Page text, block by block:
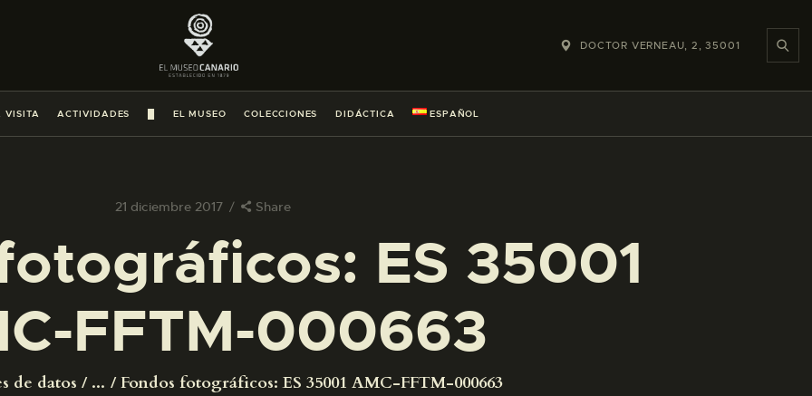
DOCTOR VERNEAU, 2, 35001
VISITA ACTIVIDADES EL MUSEO COLECCIONES DIDÁCTICA ESPAÑOL
21 diciembre 2017 Share
ES 35001
FFTM-000663
de datos ... Fondos fotográficos: ES 35001 AMC-FFTM-000663
PREPARAR LA VISITA
ACTIVIDADES
█
COLECCIONES
DIDÁCTICA
ESPAÑOL